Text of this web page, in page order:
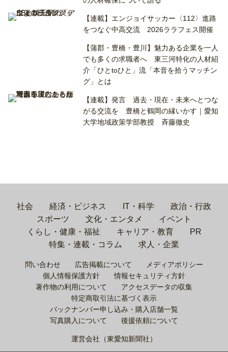
【連載】エンジョイサッカー〈112〉進路
をつなぐ中高交流 2026ララフェス開催
【蒲郡・豊橋・豊川】魅力ある企業を一人
でも多くの求職者へ 東三河特化の人材紹
介「ひとtoひと」流「本音を拾うマッチン
グ」とは
【連載】発言 過去・現在・未来へとつな
がる交流を 豊橋と鶴岡の縁いかす｜愛知
大学地域政策学部教授 斉藤徹史
社会 経済・ビジネス IT・科学
政治・行政
スポーツ
文化・エンタメ
イベント
くらし・健康・福祉
キャリア・教育
PR
特集・連載・コラム
求人・企業
問い合わせ 広告掲載について
メディアポリシー
個人情報保護方針
情報セキュリティ方針
著作物の利用について
アクセスデータの収集
特定商取引法に基づく表示
バックナンバー申し込み・購入店舗一覧
写真購入について
後援依頼について
運営会社（東愛知新聞社）